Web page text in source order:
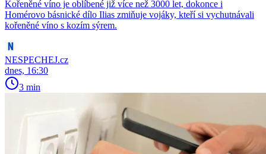
Kořeněné víno je oblíbené již více než 3000 let, dokonce i
Homérovo básnické dílo Ilias zmiňuje vojáky, kteří si vychutnávali
kořeněné víno s kozím sýrem.
NESPECHEJ.cz
dnes, 16:30
3 min